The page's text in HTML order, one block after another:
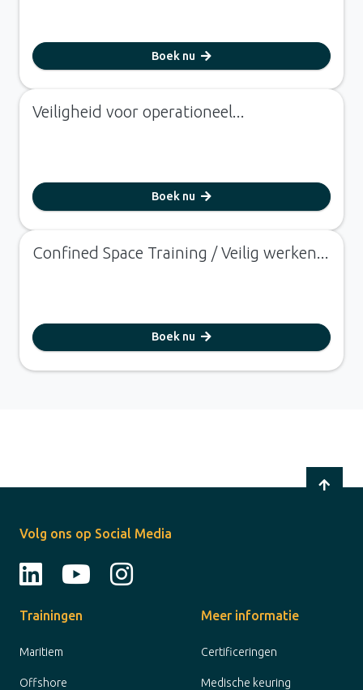
Boek nu
Veiligheid voor operationeel...
Boek nu
Confined Space Training / Veilig werken...
Boek nu
Volg ons op Social Media
Trainingen
Maritiem
Offshore
Meer informatie
Certificeringen
Medische keuring